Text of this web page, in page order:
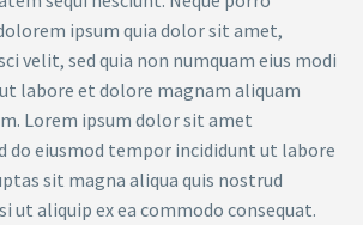
ipsum quia dolor sit amet,
velit, sed quia non numquam eius modi
labore et dolore magnam aliquam
Lorem ipsum dolor sit amet
do eiusmod tempor incididunt ut labore
sit magna aliqua quis nostrud
ut aliquip ex ea commodo consequat.